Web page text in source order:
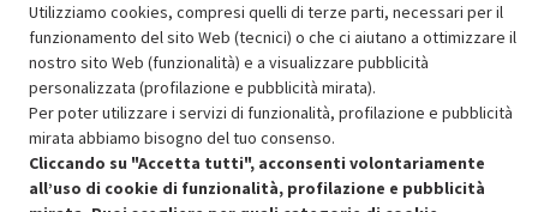
SCONTO RICONDIZIONATI
Approfitta dello sconto del 30% sul prodotto ricondizionato.
Utilizziamo cookies, compresi quelli di terze parti, necessari per il
funzionamento del sito Web (tecnici) o che ci aiutano a ottimizzare il
nostro sito Web (funzionalità) e a visualizzare pubblicità
personalizzata (profilazione e pubblicità mirata).
Per poter utilizzare i servizi di funzionalità, profilazione e pubblicità
mirata abbiamo bisogno del tuo consenso.
Cliccando su "Accetta tutti", acconsenti volontariamente
all’uso di cookie di funzionalità, profilazione e pubblicità